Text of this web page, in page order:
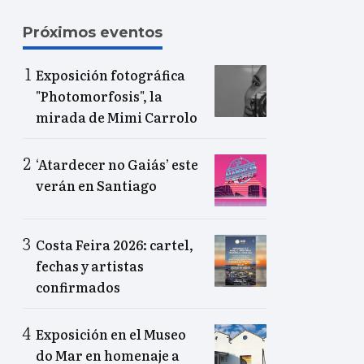
Próximos eventos
Exposición fotográfica
"Photomorfosis", la
mirada de Mimi Carrolo
‘Atardecer no Gaiás’ este
verán en Santiago
Costa Feira 2026: cartel,
fechas y artistas
confirmados
Exposición en el Museo
do Mar en homenaje a